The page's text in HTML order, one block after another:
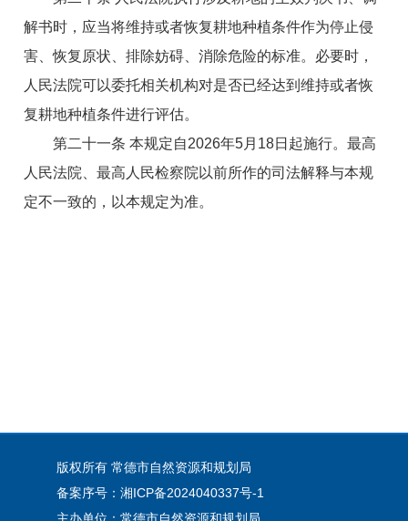
解书时，应当将维持或者恢复耕地种植条件作为停止侵
害、恢复原状、排除妨碍、消除危险的标准。必要时，
人民法院可以委托相关机构对是否已经达到维持或者恢
复耕地种植条件进行评估。
第二十一条 本规定自2026年5月18日起施行。最高
人民法院、最高人民检察院以前所作的司法解释与本规
定不一致的，以本规定为准。
版权所有 常德市自然资源和规划局
备案序号：湘ICP备2024040337号-1